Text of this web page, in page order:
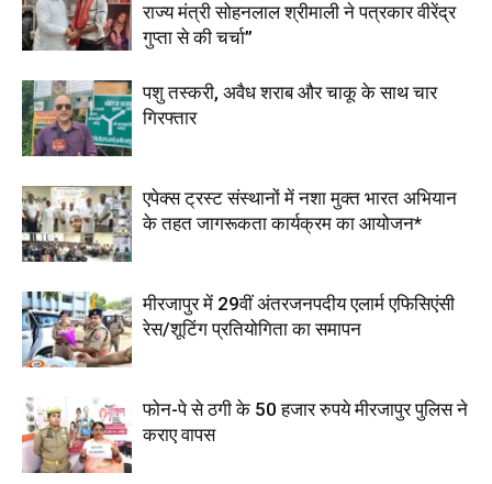
राज्य मंत्री सोहनलाल श्रीमाली ने पत्रकार वीरेंद्र
गुप्ता से की चर्चा”
पशु तस्करी, अवैध शराब और चाकू के साथ चार
गिरफ्तार
एपेक्स ट्रस्ट संस्थानों में नशा मुक्त भारत अभियान
के तहत जागरूकता कार्यक्रम का आयोजन*
मीरजापुर में 29वीं अंतरजनपदीय एलार्म एफिसिएंसी
रेस/शूटिंग प्रतियोगिता का समापन
फोन-पे से ठगी के 50 हजार रुपये मीरजापुर पुलिस ने
कराए वापस